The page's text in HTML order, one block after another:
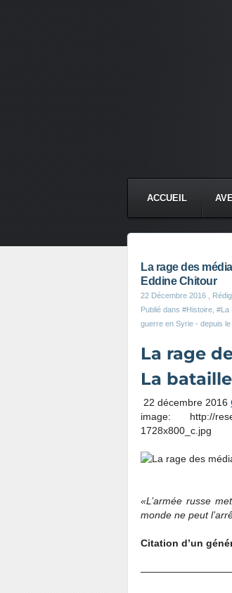
ACCUEIL
La rage des
Eddine Chitour
22 Décembre 2016 ,
Publié dans #Histoire #La
guerre en Syrie - depuis
La rage
La
22 décembre 2016
image: http://
1728x800_c.jpg
«L’armée russe
monde ne peut
Citation d’un